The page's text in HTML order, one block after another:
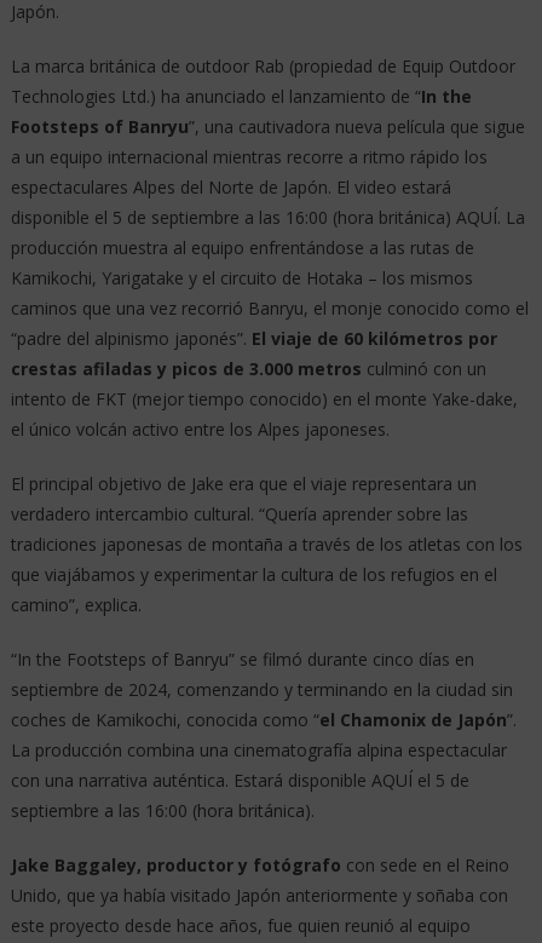
Japón.
La marca británica de outdoor Rab (propiedad de Equip Outdoor
Technologies Ltd.) ha anunciado el lanzamiento de “In the
Footsteps of Banryu”, una cautivadora nueva película que sigue
a un equipo internacional mientras recorre a ritmo rápido los
espectaculares Alpes del Norte de Japón. El video estará
disponible el 5 de septiembre a las 16:00 (hora británica) AQUÍ. La
producción muestra al equipo enfrentándose a las rutas de
Kamikochi, Yarigatake y el circuito de Hotaka – los mismos
caminos que una vez recorrió Banryu, el monje conocido como el
“padre del alpinismo japonés”. El viaje de 60 kilómetros por
crestas afiladas y picos de 3.000 metros culminó con un
intento de FKT (mejor tiempo conocido) en el monte Yake-dake,
el único volcán activo entre los Alpes japoneses.
El principal objetivo de Jake era que el viaje representara un
verdadero intercambio cultural. “Quería aprender sobre las
tradiciones japonesas de montaña a través de los atletas con los
que viajábamos y experimentar la cultura de los refugios en el
camino”, explica.
“In the Footsteps of Banryu” se filmó durante cinco días en
septiembre de 2024, comenzando y terminando en la ciudad sin
coches de Kamikochi, conocida como “el Chamonix de Japón”.
La producción combina una cinematografía alpina espectacular
con una narrativa auténtica. Estará disponible AQUÍ el 5 de
septiembre a las 16:00 (hora británica).
Jake Baggaley, productor y fotógrafo con sede en el Reino
Unido, que ya había visitado Japón anteriormente y soñaba con
este proyecto desde hace años, fue quien reunió al equipo